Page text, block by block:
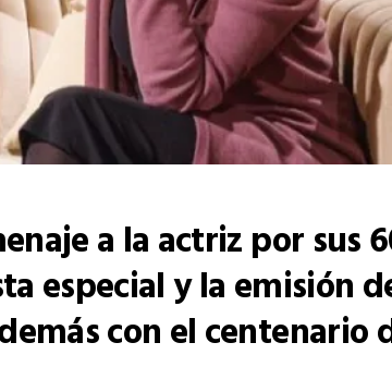
a la actriz por sus
especial y la emisión
con el